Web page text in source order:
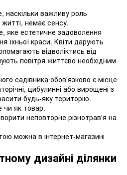
наскільки важливу роль
житті, немає сенсу.
яке естетичне задоволення
їхньої краси. Квіти дарують
відволіктись від
повітря життєво необхідним
садівника обов'язково є місце
цибулинні або вирощені з
будь-яку територію.
чи як товар.
неповторне різнотрав'я на
можна в інтернет-магазині
дизайні ділянки